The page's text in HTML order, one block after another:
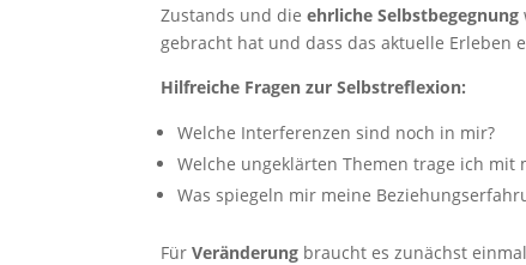
Zustands und dieehrliche Selbstbegegnung
gebracht hat und dass das aktuelle Erleben
Hilfreiche Fragen zur Selbstreflexion:
Welche Interferenzen sind noch in mir?
Welche ungeklärten Themen trage ich mit
Was spiegeln mir meine
FürVeränderung braucht es zunächst